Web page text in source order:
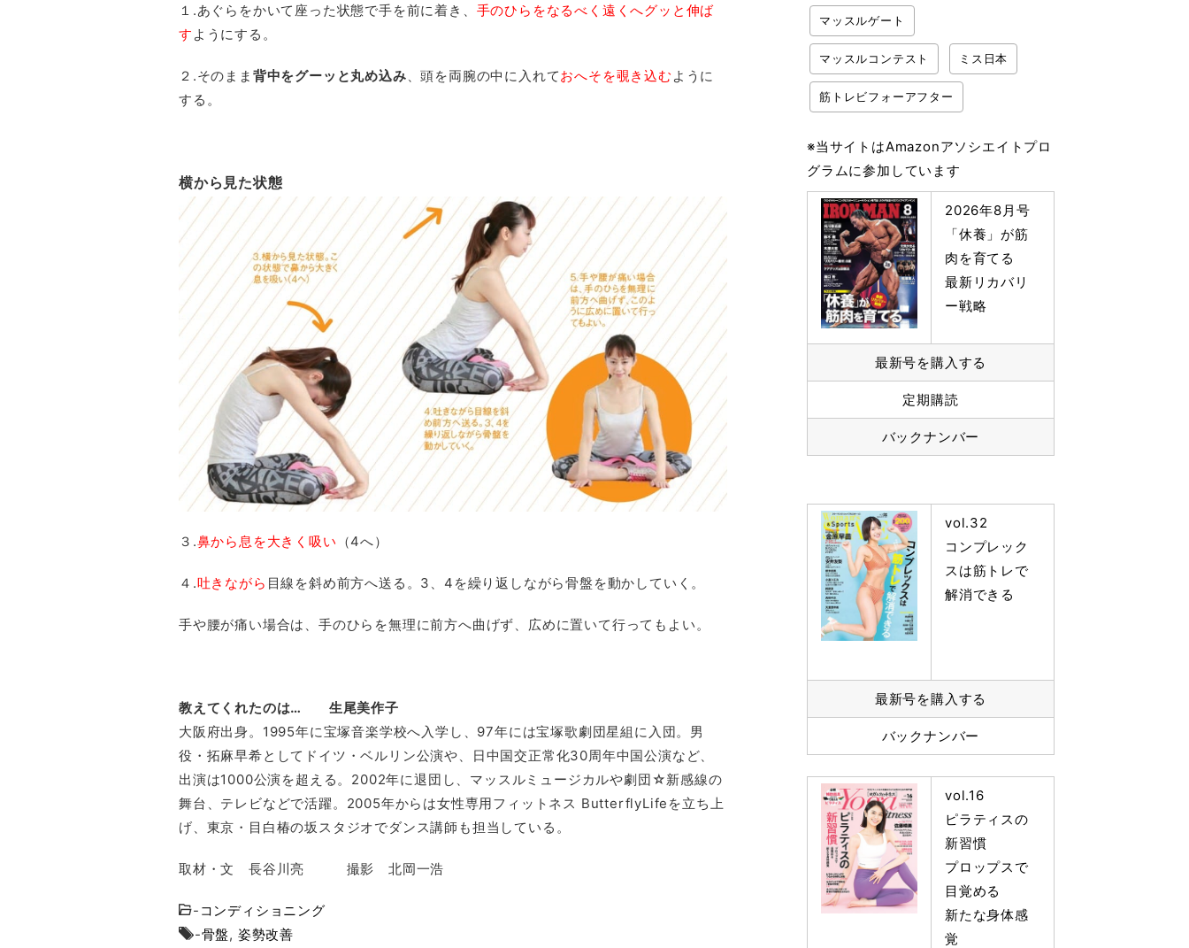
１.あぐらをかいて座った状態で手を前に着き、 手のひらをなるべく遠くへグッと伸ば
す ようにする。
２.そのまま 背中をグーッと丸め込み、頭を両腕の中に入れておへそを覗き込む ように
する。
横から見た状態
３.鼻から息を大きく吸い （4へ）
４.吐きながら 目線を斜め前方へ送る。3、4を繰り返しながら骨盤を動かしていく。
手や腰が痛い場合は、手のひらを無理に前方へ曲げず、広めに置いて行ってもよい。
教えてくれたのは… 生尾美作子
大阪府出身。1995年に宝塚音楽学校へ入学し、97年には宝塚歌劇団星組に入団。男
役・拓麻早希としてドイツ・ベルリン公演や、日中国交正常化30周年中国公演など、
出演は1000公演を超える。2002年に退団し、マッスルミュージカルや劇団☆新感線の
舞台、テレビなどで活躍。2005年からは女性専用フィットネス ButterflyLifeを立ち上
げ、東京・目白椿の坂スタジオでダンス講師も担当している。
取材・文 長谷川亮 撮影 北岡一浩
- コンディショニング
-骨盤, 姿勢改善
マッスルゲート
マッスルコンテスト ミス日本
筋トレビフォーアフター
※当サイトはAmazonアソシエイトプロ
グラムに参加しています
2026年8月号
「休養」が筋
肉を育てる
最新リカバリ
ー戦略
最新号を購入する
定期購読
バックナンバー
vol.32
コンプレック
スは筋トレで
解消できる
最新号を購入する
バックナンバー
vol.16
ピラティスの
新習慣
プロップスで
目覚める
新たな身体感
覚